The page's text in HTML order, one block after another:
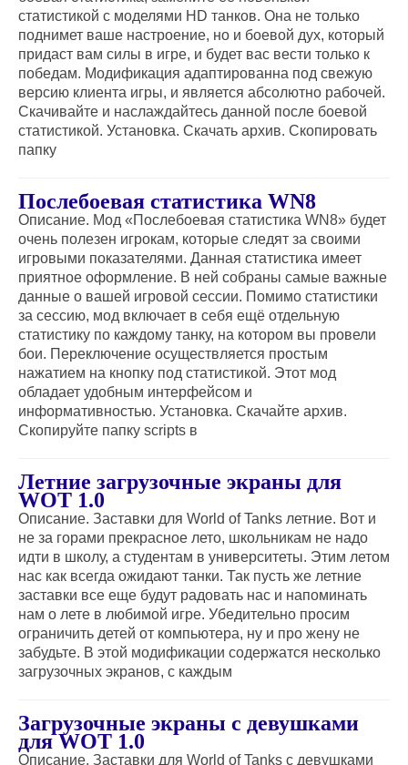
статистикой с моделями HD танков. Она не только
поднимет ваше настроение, но и боевой дух, который
придаст вам силы в игре, и будет вас вести только к
победам. Модификация адаптированна под свежую
версию клиента игры, и является абсолютно рабочей.
Скачивайте и наслаждайтесь данной после боевой
статистикой. Установка. Скачать архив. Скопировать
папку
Послебоевая статистика WN8
Описание. Мод «Послебоевая статистика WN8» будет
очень полезен игрокам, которые следят за своими
игровыми показателями. Данная статистика имеет
приятное оформление. В ней собраны самые важные
данные о вашей игровой сессии. Помимо статистики
за сессию, мод включает в себя ещё отдельную
статистику по каждому танку, на котором вы провели
бои. Переключение осуществляется простым
нажатием на кнопку под статистикой. Этот мод
обладает удобным интерфейсом и
информативностью. Установка. Скачайте архив.
Скопируйте папку scripts в
Летние загрузочные экраны для
WOT 1.0
Описание. Заставки для World of Tanks летние. Вот и
не за горами прекрасное лето, школьникам не надо
идти в школу, а студентам в университеты. Этим летом
нас как всегда ожидают танки. Так пусть же летние
заставки все еще будут радовать нас и напоминать
нам о лете в любимой игре. Убедительно просим
ограничить детей от компьютера, ну и про жену не
забудьте. В этой модификации содержатся несколько
загрузочных экранов, с каждым
Загрузочные экраны с девушками
для WOT 1.0
Описание. Заставки для World of Tanks с девушками